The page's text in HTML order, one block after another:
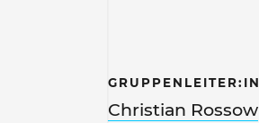
GRUPPENLEITER:IN
Christian Rossow